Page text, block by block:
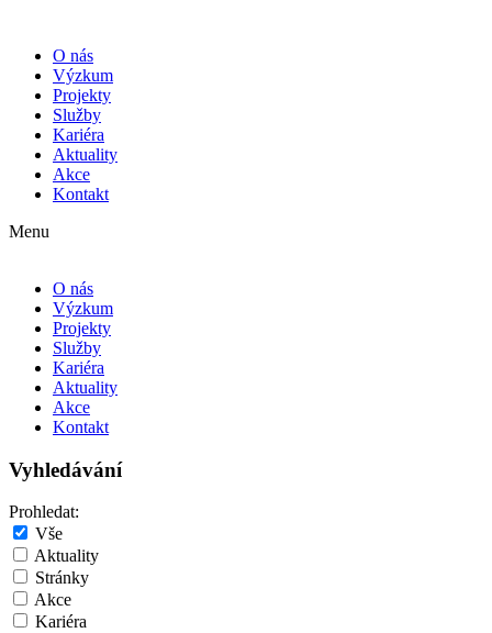
O nás
Výzkum
Projekty
Služby
Kariéra
Aktuality
Akce
Kontakt
Menu
O nás
Výzkum
Projekty
Služby
Kariéra
Aktuality
Akce
Kontakt
Vyhledávání
Prohledat:
Vše
Aktuality
Stránky
Akce
Kariéra